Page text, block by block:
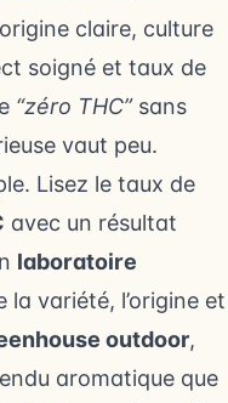
claire, culture
soigné et taux de
“zéro THC”sans
vaut peu.
Lisez le taux de
avec un résultat
laboratoire
la variété, l’origine et
outdoor,
aromatique que